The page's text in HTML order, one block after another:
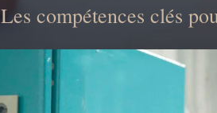
Les compétences clés